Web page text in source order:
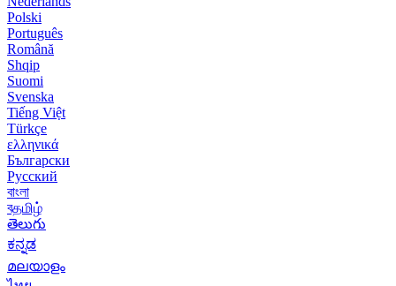
Polski
Português
Română
Shqip
Suomi
Svenska
Tiếng Việt
Türkçe
ελληνικά
Български
Русский
বাংলা
বதமிழ்
తెలుగు
ಕನ್ನಡ
മലയാളം